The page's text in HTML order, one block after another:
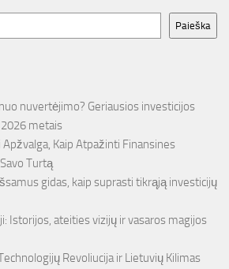
Paieška
nuvertėjimo? Geriausios investicijos
metais
Kaip Atpažinti Finansines
Turtą
gidas, kaip suprasti tikrąją investicijų
Istorijos, ateities vizijų ir vasaros magijos
Revoliucija ir Lietuvių Kilimas